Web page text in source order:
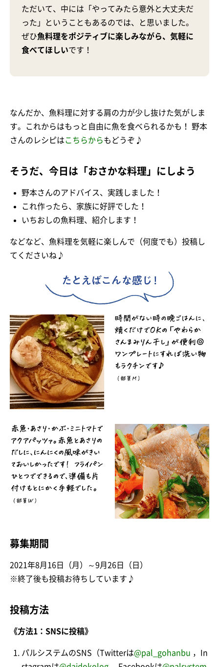
ただいて、中には「やってみたら意外と大丈夫だ
った」ということもあるのでは、と思いました。
ぜひ魚料理をポジティブに楽しみながら、気軽に
食べてほしいです！
なんだか、魚料理に対する肩の力が少し抜けた気がしま
す。これからはもっと自由に魚を食べられるかも！ 野本
さんのレシピはこちらからもどうぞ♪
そうだ、今日は「おさかな料理」にしよう
野本さんのアドバイス、実践しました！
これ作ったら、家族に好評でした！
いちおしの魚料理、紹介します！
などなど、魚料理を気軽に楽しんで（何度でも）投稿し
てくださいね♪
募集期間
2021年8月16日（月）～9月26日（日）
※終了後も投稿お待ちしています♪
投稿方法
《方法1：SNSに投稿》
パルシステムのSNS（Twitterは@pal_gohanbu ，In